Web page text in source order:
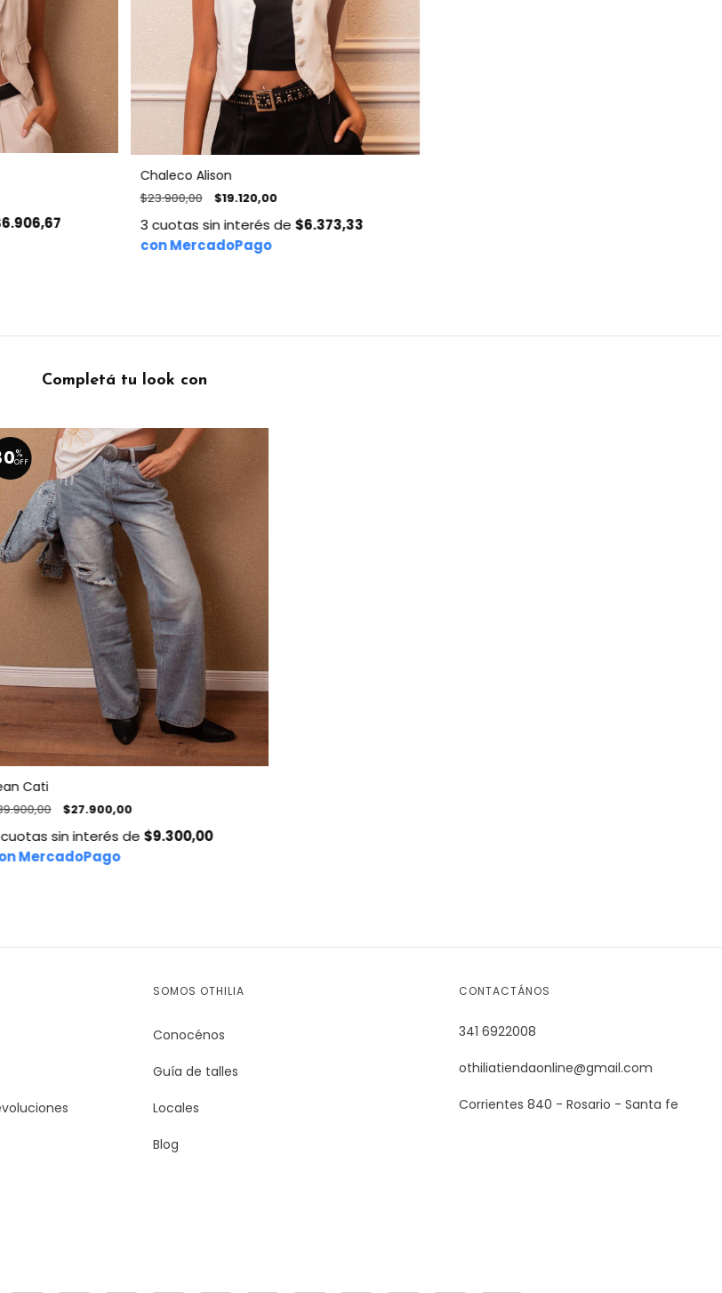
Chaleco Alison
$23.900,00 $19.120,00
3 cuotas sin interés de $6.373,33
Completá tu look con
%
OFF
Cati
$27.900,00
cuotas sin interés de $9.300,00
SOMOS OTHILIA
Conocénos
Guía de talles
Locales
Blog
CONTACTÁNOS
341 6922008
othiliatiendaonline@gmail.com
Corrientes 840 - Rosario - Santa fe